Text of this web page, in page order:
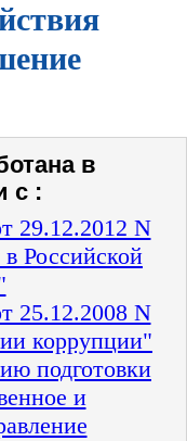
в
с :
29.12.2012 N
Российской
25.12.2008 N
коррупции"
подготовки
и